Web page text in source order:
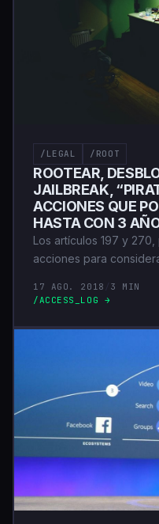
/LEGAL /ROOT
ROOTEAR,
JAILBREAK,
ACCIONES QUE
HASTA CON 3
Los artículos 197 y
acciones para
17 AGO. 2018
3 MIN
/ACCESS_LOG →